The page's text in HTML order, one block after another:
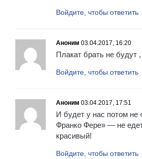
Войдите, чтобы ответить
Аноним 03.04.2017, 16:20
Плакат брать не будут
Войдите, чтобы ответить
Аноним 03.04.2017, 17:51
И будет у нас потом не
Франко Фере» — не
красивый!
Войдите, чтобы ответить